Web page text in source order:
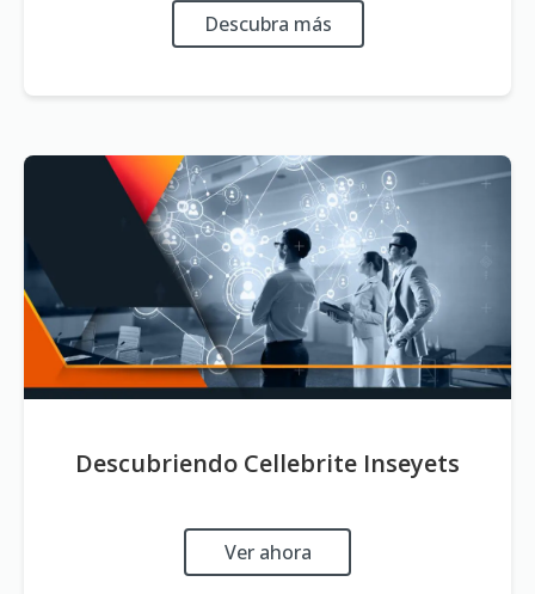
Descubra más
Descubriendo Cellebrite Inseyets
Ver ahora